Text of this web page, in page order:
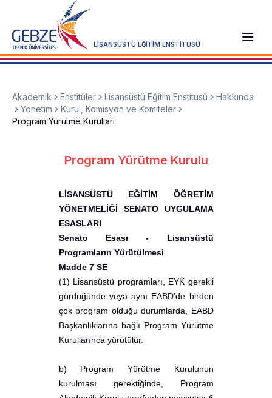
LİSANSÜSTÜ EĞİTİM ENSTİTÜSÜ
Akademik Enstitüler Lisansüstü Eğitim Enstitüsü
Hakkında
Yönetim
Kurul, Komisyon ve Komiteler
Program Yürütme Kurulları
Program Yürütme Kurulu
LİSANSÜSTÜ EĞİTİM ÖĞRETİM
YÖNETMELİĞİ SENATO UYGULAMA
ESASLARI
Senato Esası - Lisansüstü
Programların Yürütülmesi
Madde 7 SE
(1) Lisansüstü programları, EYK gerekli
gördüğünde veya aynı EABD’de birden
çok program olduğu durumlarda, EABD
Başkanlıklarına bağlı Program Yürütme
Kurullarınca yürütülür.
b) Program Yürütme Kurulunun
kurulması gerektiğinde, Program